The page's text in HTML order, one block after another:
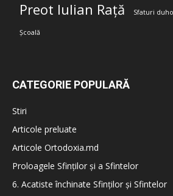
Preot Iulian Rață Sfaturi
Școală
CATEGORIE POPULARĂ
Stiri
Articole preluate
Articole Ortodoxia.md
Proloagele Sfinților și a Sfintelor
6. Acatiste închinate Sfinților și Sfintelor